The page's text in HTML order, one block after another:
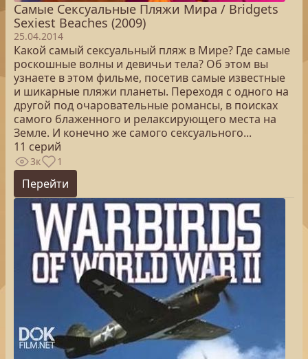
Самые Сексуальные Пляжи Мира / Bridgets
Sexiest Beaches (2009)
25.04.2014
Какой самый сексуальный пляж в Мире? Где самые
роскошные волны и девичьи тела? Об этом вы
узнаете в этом фильме, посетив самые известные
и шикарные пляжи планеты. Переходя с одного на
другой под очаровательные романсы, в поисках
самого блаженного и релаксирующего места на
Земле. И конечно же самого сексуального...
11 серий
3к 1
Перейти